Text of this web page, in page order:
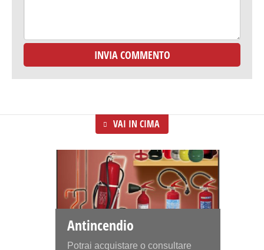
VAI IN CIMA
Antincendio
Potrai acquistare o consultare